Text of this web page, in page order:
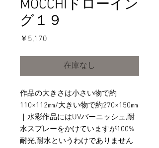
MOCCHIドローイン
グ１９
￥5,170
在庫なし
作品の大きさは小さい物で約
110×112㎜/大きい物で約270×150㎜
｜水彩作品にはUVバーニッシュ,耐
水スプレーをかけていますが100%
耐光,耐水というわけでありません